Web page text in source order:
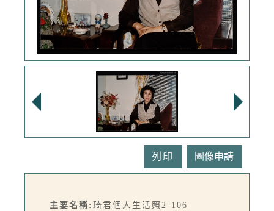
列印
主要名稱: 琦君個人生活照2-106